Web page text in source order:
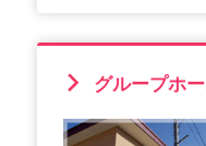
グループホ